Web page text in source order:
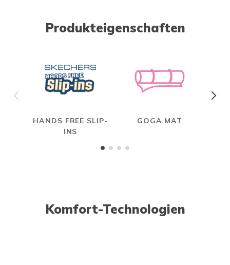
Produkteigenschaften
HANDS FREE SLIP-
INS
GOGA MAT
Komfort-Technologien